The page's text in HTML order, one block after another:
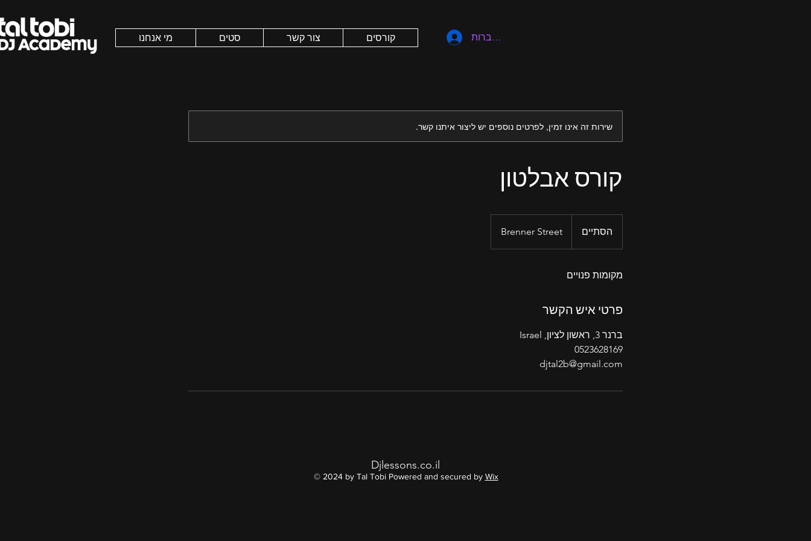
מי אנחנו סטים צור קשר קורסים להתחברות
שירות זה אינו זמין, לפרטים נוספים יש ליצור איתנו קשר.
קורס אבלטון
הסתיים
ס
י
ם
Brenner Street
מקומות פנויים
פרטי איש הקשר
ברנר 3, ראשון לציון, Israel
0523628169
djtal2b@gmail.com
Djlessons.co.il
© 2024 by Tal Tobi Powered and secured by Wix